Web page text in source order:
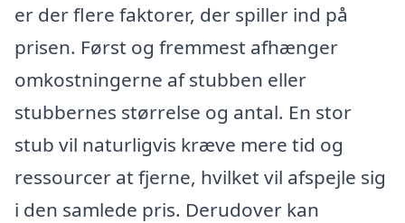
er der flere faktorer, der spiller ind på
prisen. Først og fremmest afhænger
omkostningerne af stubben eller
stubbernes størrelse og antal. En stor
stub vil naturligvis kræve mere tid og
ressourcer at fjerne, hvilket vil afspejle sig
i den samlede pris. Derudover kan